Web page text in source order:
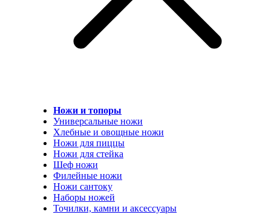
Ножи и топоры
Универсальные ножи
Хлебные и овощные ножи
Ножи для пиццы
Ножи для стейка
Шеф ножи
Филейные ножи
Ножи сантоку
Наборы ножей
Точилки, камни и аксессуары